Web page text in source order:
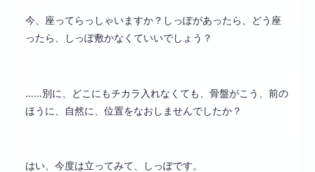
今、座ってらっしゃいますか？しっぽがあったら、どう座
ったら、しっぽ敷かなくていいでしょう？
……別に、どこにもチカラ入れなくても、骨盤がこう、前の
ほうに、自然に、位置をなおしませんでしたか？
はい、今度は立ってみて、しっぽです。